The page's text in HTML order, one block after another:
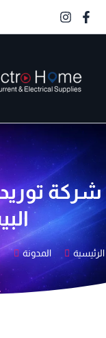
شركة توريد
الرئيسية المدونة